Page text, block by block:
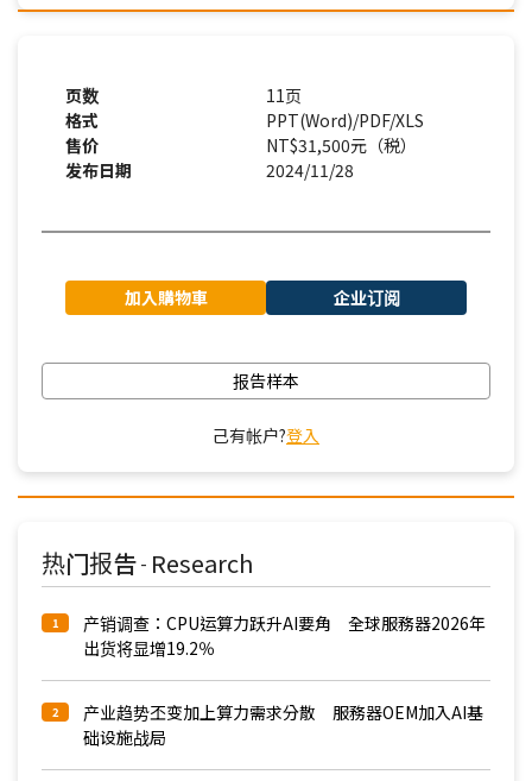
页数
11页
格式
PPT(Word)/PDF/XLS
售价
NT$31,500元（税）
发布日期
2024/11/28
加入購物車 企业订阅
报告样本
己有帐户?登入
热门报告 - Research
1
产销调查：CPU运算力跃升AI要角 全球服務器2026年
出货将显增19.2％
2
产业趋势丕变加上算力需求分散 服務器OEM加入AI基
础设施战局